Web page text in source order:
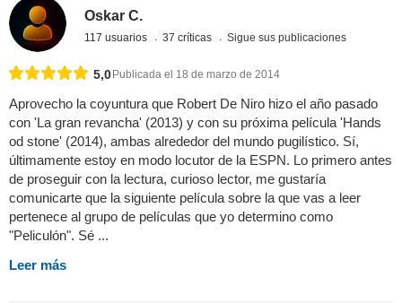
Oskar C.
117 usuarios 37 críticas Sigue sus publicaciones
5,0 Publicada el 18 de marzo de 2014
Aprovecho la coyuntura que Robert De Niro hizo el año pasado
con 'La gran revancha' (2013) y con su próxima película 'Hands
od stone' (2014), ambas alrededor del mundo pugilístico. Sí,
últimamente estoy en modo locutor de la ESPN. Lo primero antes
de proseguir con la lectura, curioso lector, me gustaría
comunicarte que la siguiente película sobre la que vas a leer
pertenece al grupo de películas que yo determino como
"Peliculón". Sé ...
Leer más